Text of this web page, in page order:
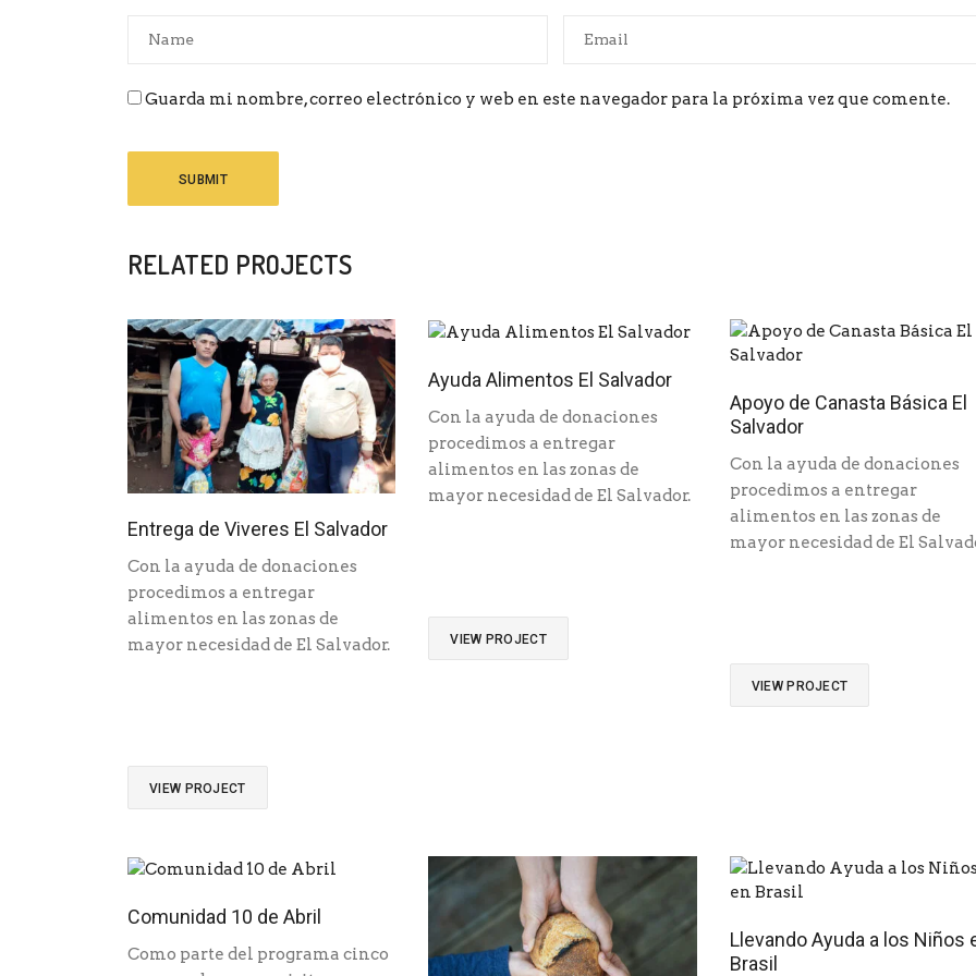
Guarda mi nombre, correo electrónico y web en este navegador para la próxima vez que comente.
RELATED PROJECTS
Entrega de Viveres El Salvador
Con la ayuda de donaciones
procedimos a entregar
alimentos en las zonas de
mayor necesidad de El Salvador.
VIEW PROJECT
Ayuda Alimentos El Salvador
Con la ayuda de donaciones
procedimos a entregar
alimentos en las zonas de
mayor necesidad de El Salvador.
VIEW PROJECT
Apoyo de Canasta Básica El
Salvador
Con la ayuda de donaciones
procedimos a entregar
alimentos en las zonas de
mayor necesidad de El
VIEW PROJECT
Comunidad 10 de Abril
Como parte del programa cinco
Llevando Ayuda a los Niños
Brasil